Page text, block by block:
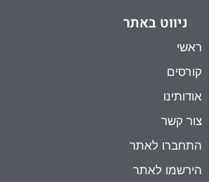
ניווט באתר
ראשי
קורסים
אודותינו
צור קשר
התחברו לאתר
הירשמו לאתר